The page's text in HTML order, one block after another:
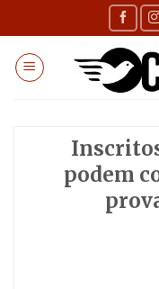
to
content
Inscritos
podem